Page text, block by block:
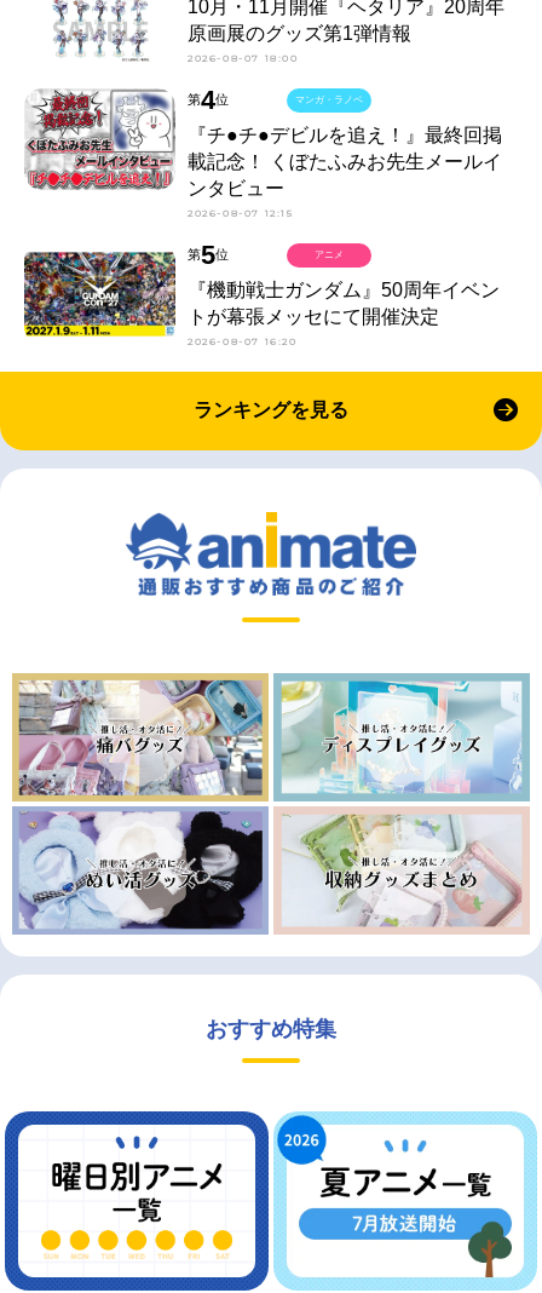
10月・11月開催『ヘタリア』20周年
原画展のグッズ第1弾情報
2026-08-07 18:00
第4位
『チ●チ●デビルを追え！』最終回掲
載記念！ くぼたふみお先生メールイ
ンタビュー
2026-08-07 12:15
マンガ・ラノベ
第5位
『機動戦士ガンダム』50周年イベン
トが幕張メッセにて開催決定
2026-08-07 16:20
アニメ
ランキングを見る
おすすめ特集